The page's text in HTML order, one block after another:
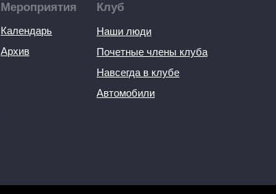
Наши люди
Клуб
Календарь
Мероприятия
Архив
Навсегда в клубе
Почетные члены клуба
Автомобили